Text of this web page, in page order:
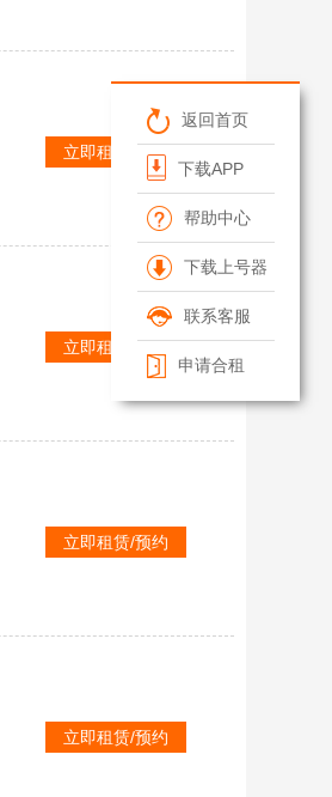
返回首页
下载APP
帮助中心
下载上号器
联系客服
申请合租
立即租赁/预约
立即租赁/预约
立即租赁/预约
立即租赁/预约